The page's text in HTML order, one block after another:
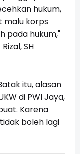
hukum,
malu korps
pada hukum,"
SH
itu, alasan
di PWI Jaya,
Karena
boleh lagi